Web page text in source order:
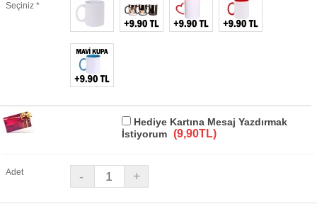
Seçiniz *
Hediye Kartına Mesaj Yazdırmak
İstiyorum (9,90TL)
Adet